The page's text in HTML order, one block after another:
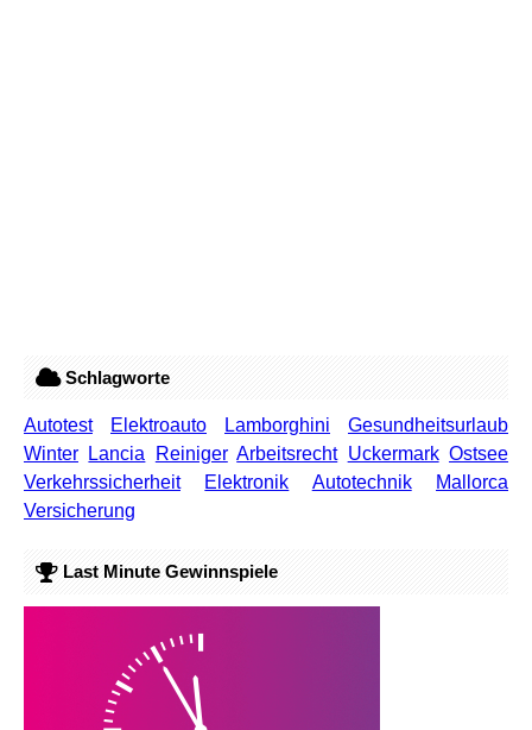
Schlagworte
Autotest Elektroauto Lamborghini
Gesundheitsurlaub
Winter
Lancia Reiniger Arbeitsrecht Uckermark Ostsee
Verkehrssicherheit
Elektronik Autotechnik
Mallorca
Versicherung
Last Minute Gewinnspiele